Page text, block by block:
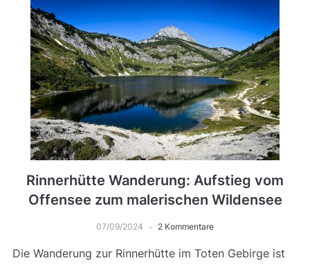
Rinnerhütte Wanderung: Aufstieg vom
Offensee zum malerischen Wildensee
07/09/2024 2 Kommentare
Die Wanderung zur Rinnerhütte im Toten Gebirge ist